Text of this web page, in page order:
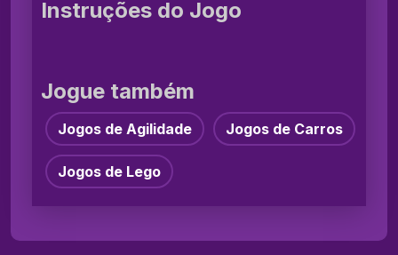
Instruções do Jogo
Jogue também
Jogos de Agilidade Jogos de Carros
Jogos de Lego